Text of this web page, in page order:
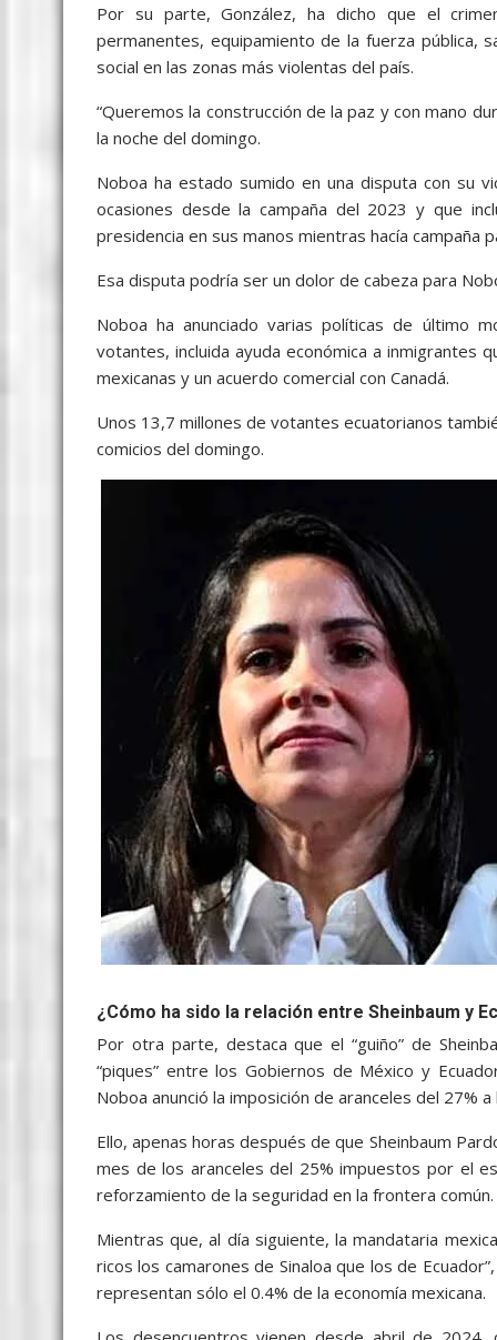
Por su parte, González, ha dicho que el
permanentes, equipamiento de la fuerza pública,
social en las zonas más violentas del país.
“Queremos la construcción de la paz y con mano
la noche del domingo.
Noboa ha estado sumido en una disputa con su
ocasiones desde la campaña del 2023 y que
presidencia en sus manos mientras hacía campaña
Esa disputa podría ser un dolor de cabeza para
Noboa ha anunciado varias políticas de último
votantes, incluida ayuda económica a inmigrantes
mexicanas y un acuerdo comercial con Canadá.
Unos 13,7 millones de votantes ecuatorianos
comicios del domingo.
¿Cómo ha sido la relación entre Sheinbaum y
Por otra parte, destaca que el “guiño” de
“piques” entre los Gobiernos de México y
Noboa anunció la imposición de aranceles del 27%
Ello, apenas horas después de que Sheinbaum
mes de los aranceles del 25% impuestos por el
reforzamiento de la seguridad en la frontera común.
Mientras que, al día siguiente, la mandataria
ricos los camarones de Sinaloa que los de
representan sólo el 0.4% de la economía mexicana.